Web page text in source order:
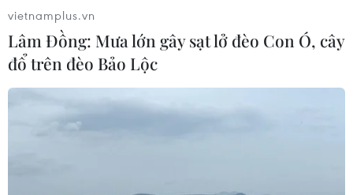
Vụ tai nạn giao thông đường sắt khiến cho T.A.T (sinh
năm 2006) tử vong tại chỗ; T.T.N.Q (sinh năm 2006) bị
thương nặng và được đưa vào Bệnh viện Đa khoa tỉnh
Phú Yên cấp cứu.
vietnamplus.vn
Lâm Đồng: Mưa lớn gây sạt lở đèo Con Ó, cây
đổ trên đèo Bảo Lộc